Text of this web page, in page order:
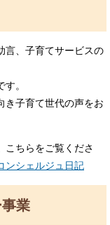
言、子育てサービスの
。
き子育て世代の声をお
ちらをご覧くださ
ンシェルジュ日記
業